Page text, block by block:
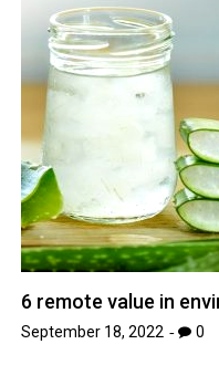
6 remote value in
September 18, 2022 0